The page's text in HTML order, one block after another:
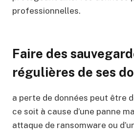
professionnelles.
Faire des
régulières de ses
a perte de données peut être
ce soit à cause d’une panne
attaque de ransomware ou